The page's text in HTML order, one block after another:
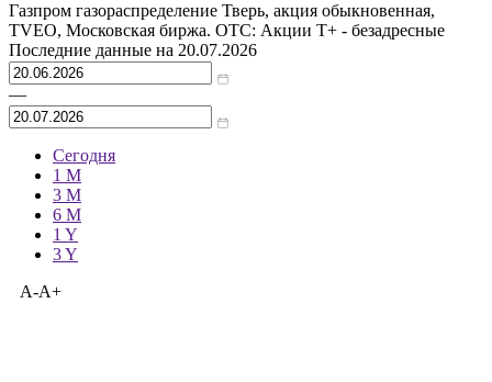
Газпром газораспределение Тверь, акция обыкновенная,
TVEO, Московская биржа. OTC: Акции T+ - безадресные
Последние данные на 20.07.2026
—
Сегодня
1 M
3 M
6 M
1 Y
3 Y